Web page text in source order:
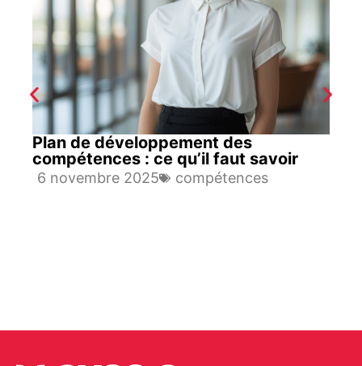
Plan de développement des
compétences : ce qu’il faut savoir
6 novembre 2025 compétences